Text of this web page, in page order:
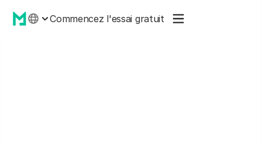
Commencez l'essai gratuit